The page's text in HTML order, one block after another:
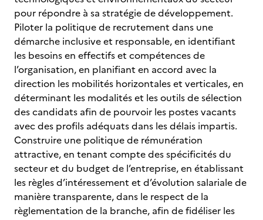
pour répondre à sa stratégie de développement.
Piloter la politique de recrutement dans une
démarche inclusive et responsable, en identifiant
les besoins en effectifs et compétences de
l’organisation, en planifiant en accord avec la
direction les mobilités horizontales et verticales, en
déterminant les modalités et les outils de sélection
des candidats afin de pourvoir les postes vacants
avec des profils adéquats dans les délais impartis.
Construire une politique de rémunération
attractive, en tenant compte des spécificités du
secteur et du budget de l’entreprise, en établissant
les règles d’intéressement et d’évolution salariale de
manière transparente, dans le respect de la
règlementation de la branche, afin de fidéliser les